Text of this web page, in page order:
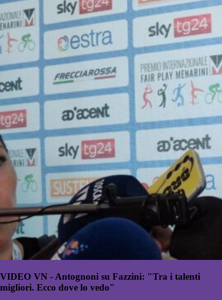
VIDEO VN - Antognoni su Fazzini: "Tra i talenti
migliori. Ecco dove lo vedo"